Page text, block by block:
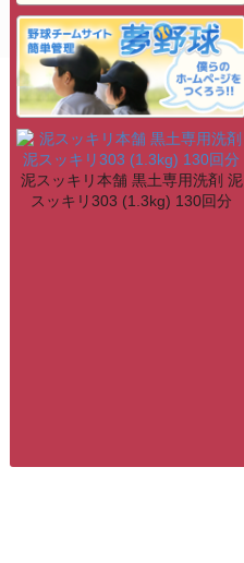
泥スッキリ本舗 黒土専用洗剤 泥
スッキリ303 (1.3kg) 130回分